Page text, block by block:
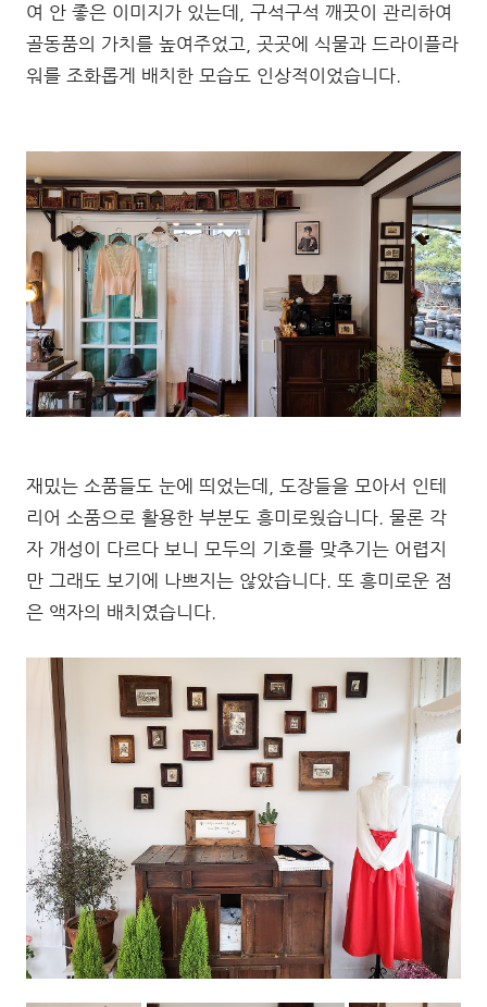
여 안 좋은 이미지가 있는데, 구석구석 깨끗이 관리하여
골동품의 가치를 높여주었고, 곳곳에 식물과 드라이플라
워를 조화롭게 배치한 모습도 인상적이었습니다.
재밌는 소품들도 눈에 띄었는데, 도장들을 모아서 인테
리어 소품으로 활용한 부분도 흥미로웠습니다. 물론 각
자 개성이 다르다 보니 모두의 기호를 맞추기는 어렵지
만 그래도 보기에 나쁘지는 않았습니다. 또 흥미로운 점
은 액자의 배치였습니다.